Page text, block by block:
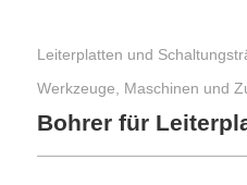
Bohrer für